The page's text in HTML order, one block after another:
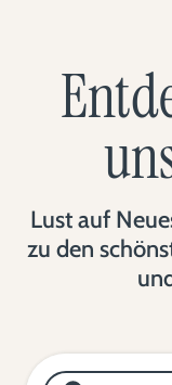
Lust auf
zu den